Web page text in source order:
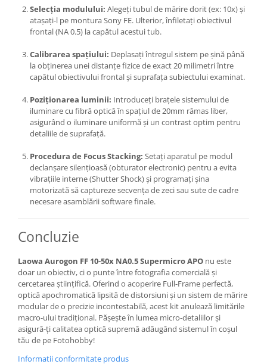
Accesorii pentru Lunete si
Telescoape
Aparate foto de colectie reflex,
format 24x36mm
Aparate foto de colectie , cu vizare
laterala
Aparate foto de colectie TLR -
Aparate foto de colectie , Stereo
Aparate foto de colectie -
Miniaturi
Camera
Reviste, carti si software
Second Hand
Aparate foto SECOND HAND
Aparate foto Mirrorless (SH)
Aparate foto DSLR (SH)
Aparate foto SLR (pe film) (SH)
Selecția modulului: Alegeți tubul de mărire dorit (ex: 10x) și
atașați-l pe montura Sony FE. Ulterior, înfiletați obiectivul
frontal (NA 0.5) la capătul acestui tub.
Calibrarea spațiului: Deplasați întregul sistem pe șină până
la obținerea unei distanțe fizice de exact 20 milimetri între
capătul obiectivului frontal și suprafața subiectului examinat.
Poziționarea luminii: Introduceți brațele sistemului de
iluminare cu fibră optică în spațiul de 20mm rămas liber,
asigurând o iluminare uniformă și un contrast optim pentru
detaliile de suprafață.
Procedura de Focus Stacking: Setați aparatul pe modul
declanșare silențioasă (obturator electronic) pentru a evita
vibrațiile interne (Shutter Shock) și programați șina
motorizată să captureze secvența de zeci sau sute de cadre
necesare asamblării software finale.
Concluzie
Laowa Aurogon FF 10-50x NA0.5 Supermicro APO nu este
doar un obiectiv, ci o punte între fotografia comercială și
cercetarea științifică. Oferind o acoperire Full-Frame perfectă,
optică apochromatică lipsită de distorsiuni și un sistem de mărire
modular de o precizie incontestabilă, acest kit anulează limitările
macro-ului tradițional. Pășește în lumea micro-detaliilor și
asigură-ți calitatea optică supremă adăugând sistemul în coșul
tău de pe Fotohobby!
Informatii conformitate produs